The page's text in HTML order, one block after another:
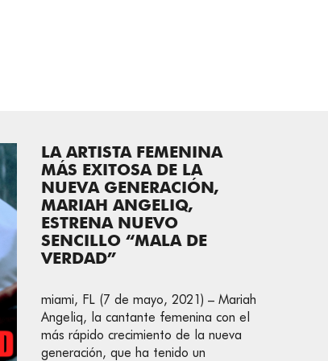
LA ARTISTA FEMENINA
MÁS EXITOSA DE LA
NUEVA GENERACIÓN,
MARIAH ANGELIQ,
ESTRENA NUEVO
SENCILLO “MALA DE
VERDAD”
miami, FL (7 de mayo, 2021) – Mariah
Angeliq, la cantante femenina con el
más rápido crecimiento de la nueva
generación, que ha tenido un